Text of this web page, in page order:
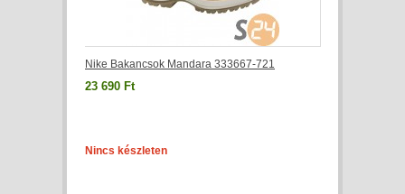
Nike Bakancsok Mandara 333667-721
23 690 Ft
Nincs készleten